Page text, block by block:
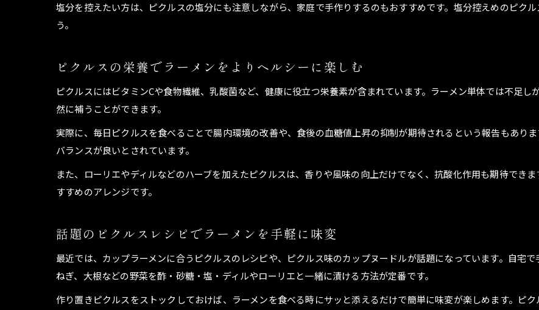
ピクルスの酸味が生み出すラーメンの新しい楽しみ方
ピクルスとラーメンが人気の味変トレンドになる理由
塩分を控えたい方は、ピクルスの塩分にも注意しながら、家庭で手作りするのもおすすめです。塩分控えめのピク
う。
ピクルスの栄養でラーメンをよりヘルシーに楽しむ
ピクルスにはビタミンCや食物繊維、乳酸菌など、健康に役立つ栄養素が含まれています。ラーメン単体では不足
然に補うことができます。
実際に、毎日ピクルスを食べることで腸内環境の改善や、食後の血糖値上昇の抑制が期待されるという報告もあり
バランスが良いとされています。
また、ローリエやディルなどのハーブを加えたピクルスは、香りや風味の向上だけでなく、抗酸化作用も期待でき
すすめのアレンジです。
話題のピクルスレシピでラーメンを手軽に味変
最近では、カップラーメンに合うピクルスのレシピや、ピクルス味のカップヌードルが話題になっています。自宅
ねぎ、大根などの野菜を酢・砂糖・塩・ディルやローリエと一緒に漬ける方法が定番です。
作り置きピクルスをストックしておけば、ラーメンを食べる時にサッと添えるだけで簡単に味変が楽しめます。ピ